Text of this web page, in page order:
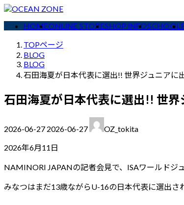
コ
ン
テ
ッ
ナ
ビ
ゲ
移
HOMEONLINE STORESHOP INFOSCHOOL
TOPページ
BLOG
BLOG
石田海夏が日本代表に選出!! 世界ジュニアに
石田海夏が日本代表に選出!! 世
2026-06-27
終
更
日
時
:
2026-06-27
OZ_tokita
2026年6月11日
NAMINORI JAPANの記者会見で、ISAワールドジ
みなつはまだ13歳ながらU-16の日本代表に選出